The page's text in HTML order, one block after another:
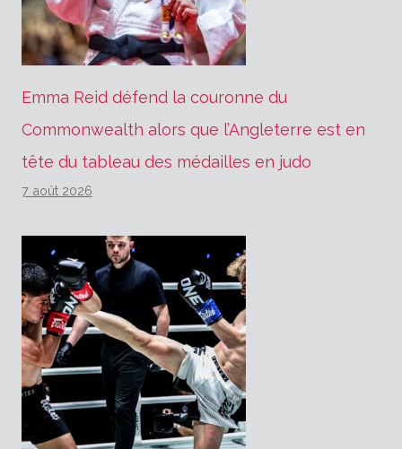
Emma Reid défend la couronne du
Commonwealth alors que l’Angleterre est en
tête du tableau des médailles en judo
7 août 2026